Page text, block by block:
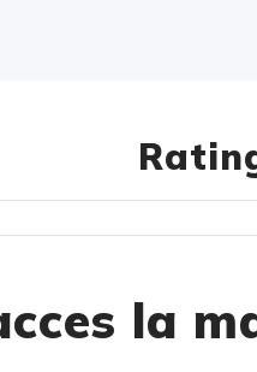
la